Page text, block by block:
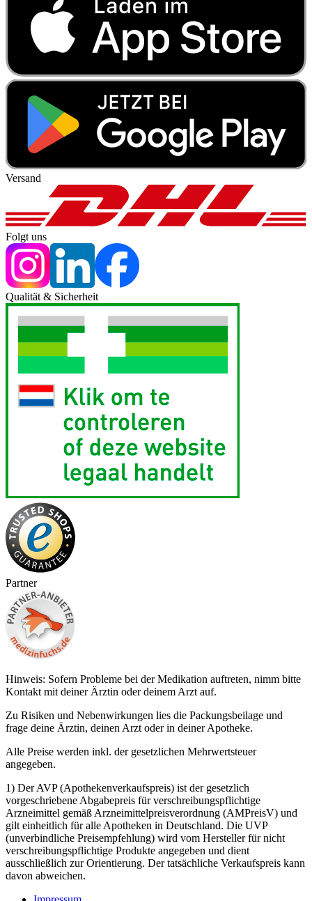
Versand
Folgt uns
Qualität & Sicherheit
Partner
Hinweis: Sofern Probleme bei der Medikation auftreten, nimm bitte
Kontakt mit deiner Ärztin oder deinem Arzt auf.
Zu Risiken und Nebenwirkungen lies die Packungsbeilage und
frage deine Ärztin, deinen Arzt oder in deiner Apotheke.
Alle Preise werden inkl. der gesetzlichen Mehrwertsteuer
angegeben.
1) Der AVP (Apothekenverkaufspreis) ist der gesetzlich
vorgeschriebene Abgabepreis für verschreibungspflichtige
Arzneimittel gemäß Arzneimittelpreisverordnung (AMPreisV) und
gilt einheitlich für alle Apotheken in Deutschland. Die UVP
(unverbindliche Preisempfehlung) wird vom Hersteller für nicht
verschreibungspflichtige Produkte angegeben und dient
ausschließlich zur Orientierung. Der tatsächliche Verkaufspreis kann
davon abweichen.